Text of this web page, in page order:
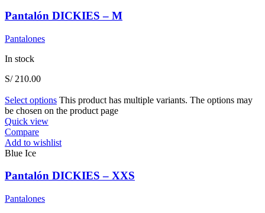
Pantalón DICKIES – M
Pantalones
In stock
S/210.00
Select options This product has multiple variants. The options may
be chosen on the product page
Quick view
Compare
Add to wishlist
Blue Ice
Pantalón DICKIES – XXS
Pantalones